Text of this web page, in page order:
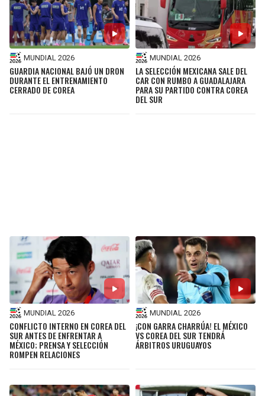
MUNDIAL 2026
GUARDIA NACIONAL BAJÓ UN DRON
DURANTE EL ENTRENAMIENTO
CERRADO DE COREA
MUNDIAL 2026
LA SELECCIÓN MEXICANA SALE DEL
CAR CON RUMBO A GUADALAJARA
PARA SU PARTIDO CONTRA COREA
DEL SUR
MUNDIAL 2026
CONFLICTO INTERNO EN COREA DEL
SUR ANTES DE ENFRENTAR A
MÉXICO; PRENSA Y SELECCIÓN
ROMPEN RELACIONES
MUNDIAL 2026
¡CON GARRA CHARRÚA! EL MÉXICO
VS COREA DEL SUR TENDRÁ
ÁRBITROS URUGUAYOS